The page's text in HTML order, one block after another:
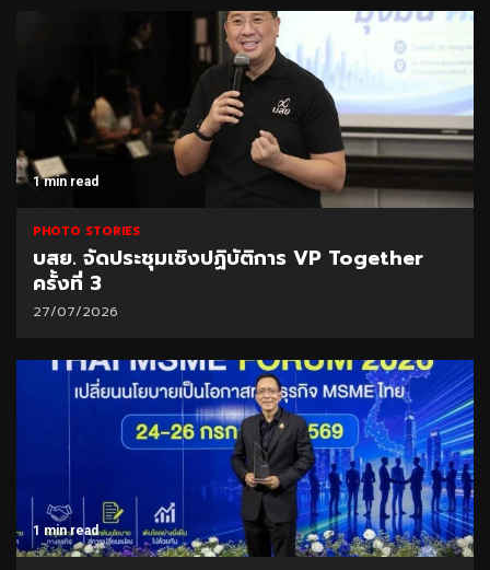
1 min read
PHOTO STORIES
บสย. จัดประชุมเชิงปฏิบัติการ VP Together
ครั้งที่ 3
27/07/2026
1 min read